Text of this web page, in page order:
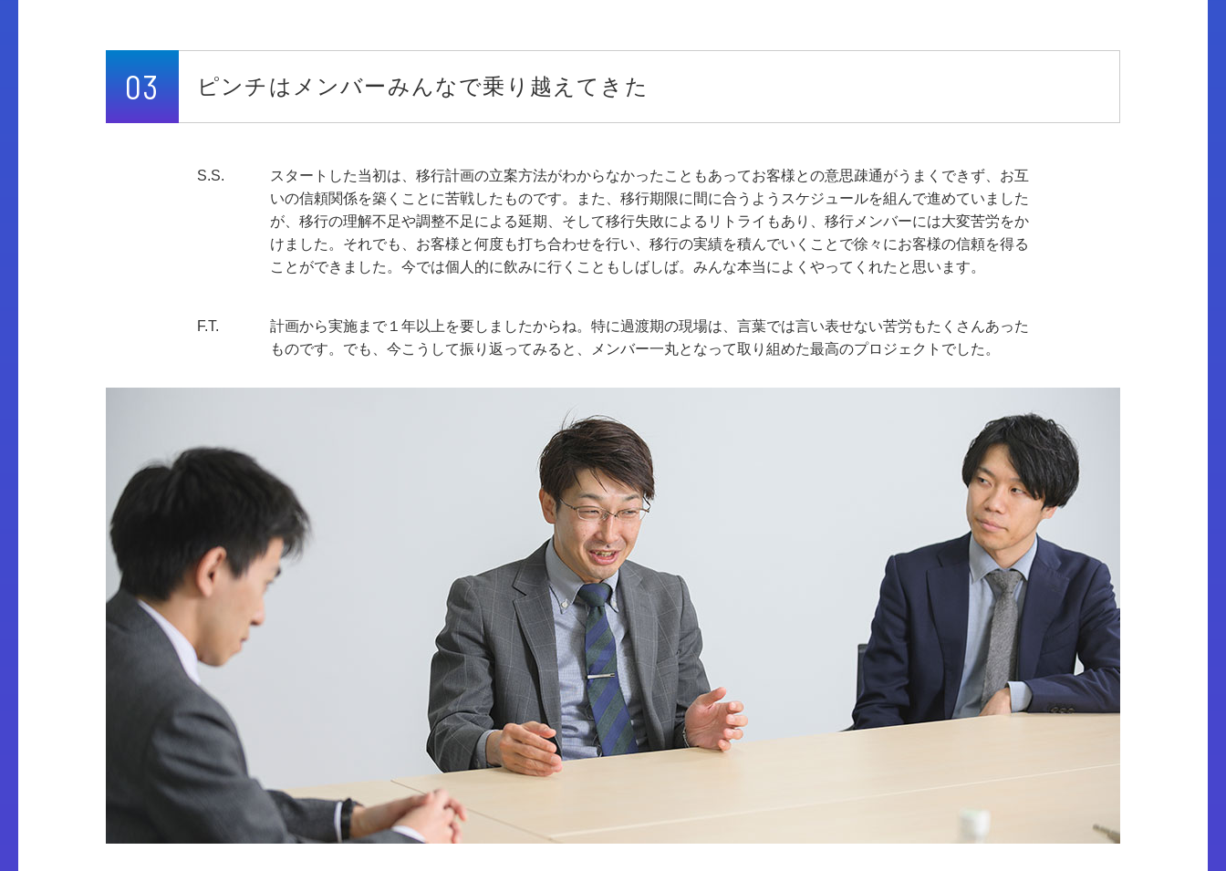
03 ピンチはメンバーみんなで乗り越えてきた
S.S.
スタートした当初は、移行計画の立案方法がわからなかったこともあってお客様との意思疎通がうまくできず、お互
いの信頼関係を築くことに苦戦したものです。また、移行期限に間に合うようスケジュールを組んで進めていました
が、移行の理解不足や調整不足による延期、そして移行失敗によるリトライもあり、移行メンバーには大変苦労をか
けました。それでも、お客様と何度も打ち合わせを行い、移行の実績を積んでいくことで徐々にお客様の信頼を得る
ことができました。今では個人的に飲みに行くこともしばしば。みんな本当によくやってくれたと思います。
F.T.
計画から実施まで１年以上を要しましたからね。特に過渡期の現場は、言葉では言い表せない苦労もたくさんあった
ものです。でも、今こうして振り返ってみると、メンバー一丸となって取り組めた最高のプロジェクトでした。